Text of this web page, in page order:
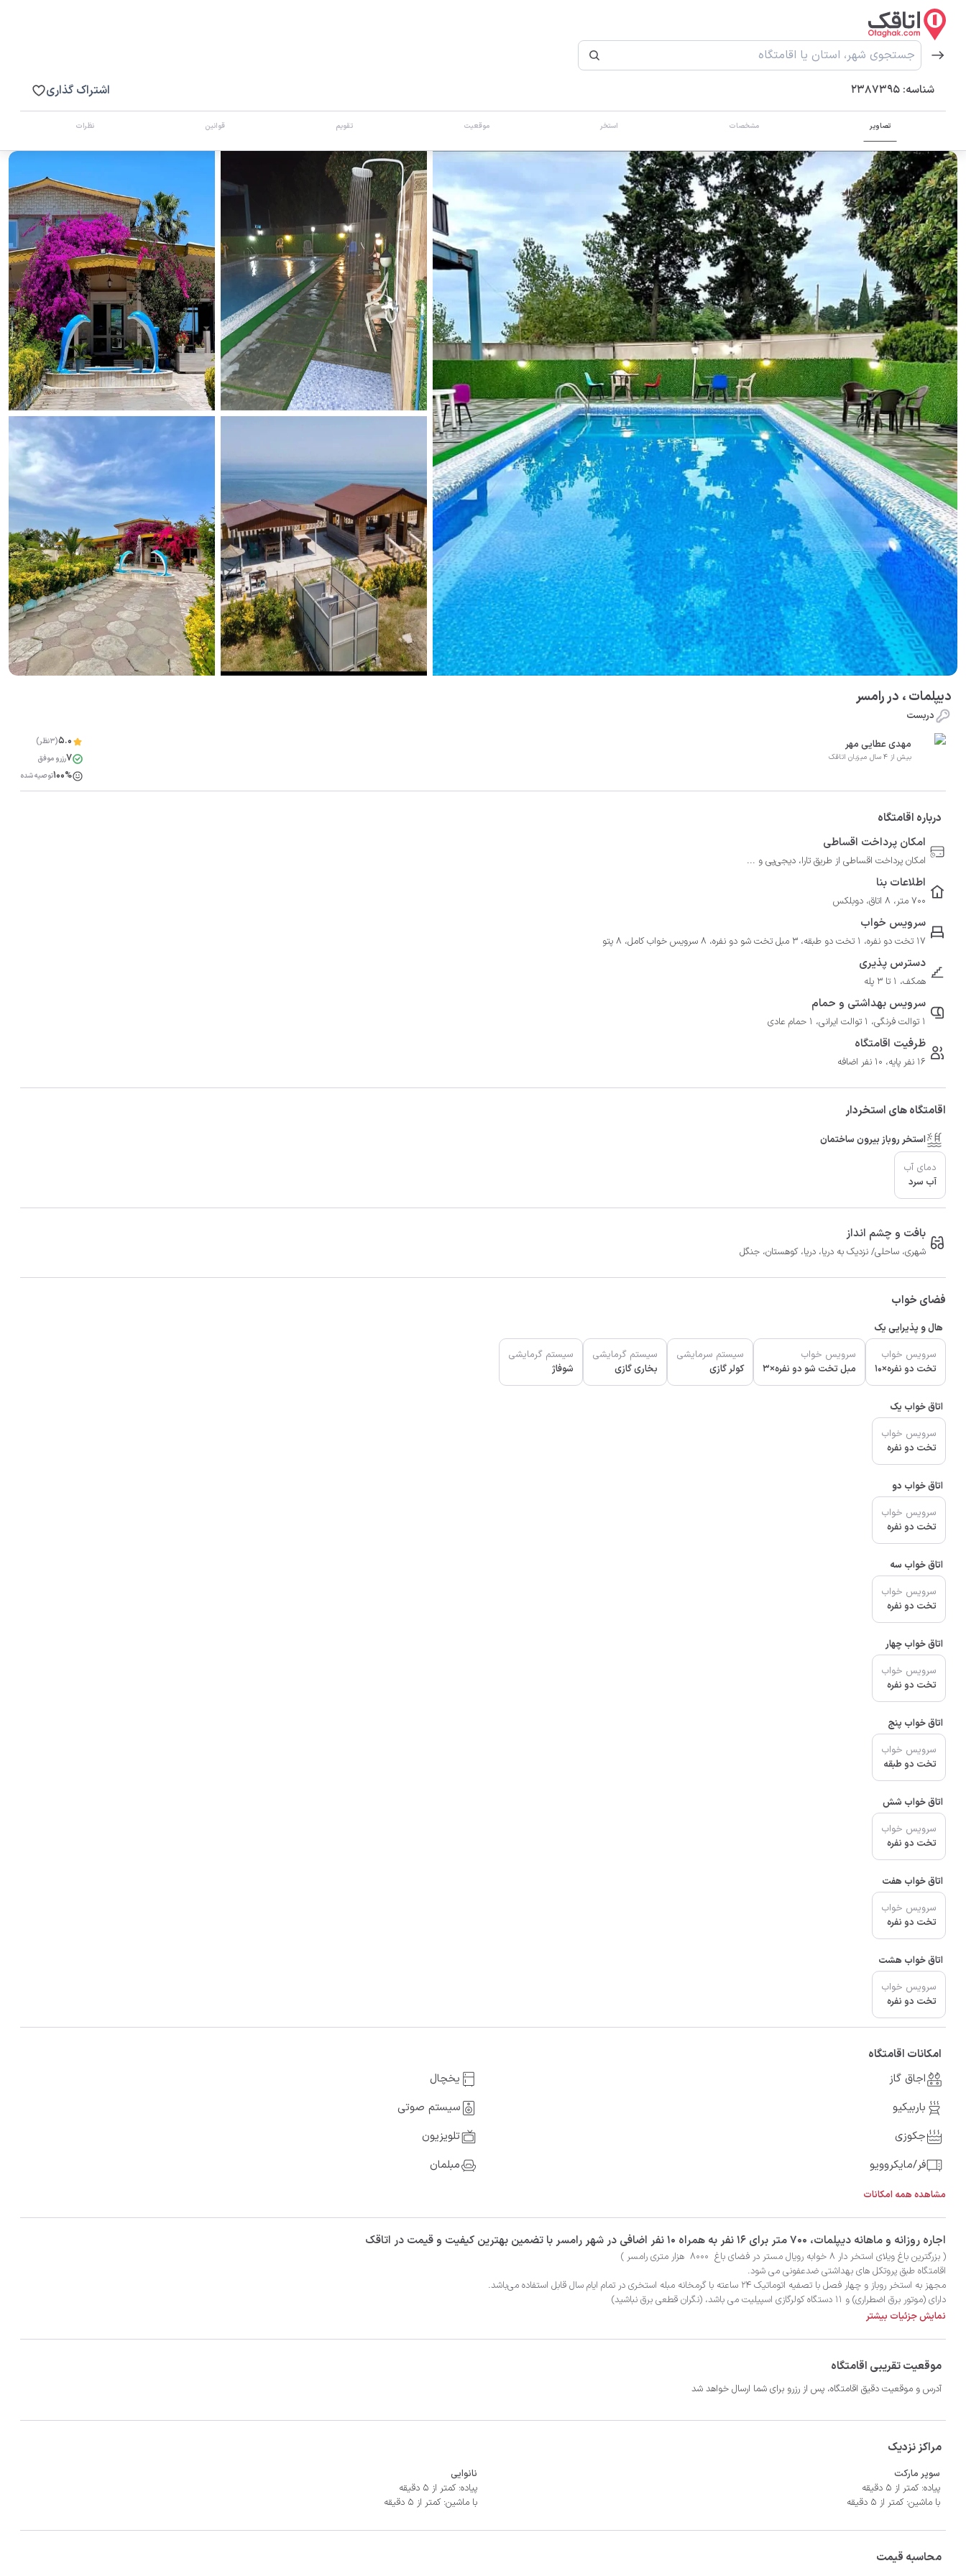
شناسه: 2387395
تصاویر مشخصات استخر موقعیت تقویم قوانین نظرات
اشتراک گذاری
ديپلمات ، در رامسر
دربست
مهدی عطایی مهر
بیش از 4 سال میزبان اتاقک
5.0(3نظر)
7رزرو موفق
100%توصیه شده
درباره اقامتگاه
امکان پرداخت اقساطی
امکان پرداخت اقساطی از طریق تارا، دیجی‌پی و ...
اطلاعات بنا
700 متر، 8 اتاق، دوبلکس
سرویس خواب
17 تخت دو نفره، 1 تخت دو طبقه، 3 مبل تخت شو دو نفره، 8 سرویس خواب کامل، 8 پتو
دسترس پذیری
همکف، 1 تا 3 پله
سرویس بهداشتی و حمام
1 توالت فرنگی، 1 توالت ایرانی، 1 حمام عادی
ظرفیت اقامتگاه
16 نفر پایه، 10 نفر اضافه
اقامتگاه های استخردار
استخر روباز بیرون ساختمان
دمای آب
آب سرد
بافت و چشم انداز
شهری، ساحلی/ نزدیک به دریا، دریا، کوهستان، جنگل
فضای خواب
هال و پذیرایی یک
سرویس خواب
تخت دو نفره×10
سرویس خواب
مبل تخت شو دو نفره×3
سیستم سرمایشی
کولر گازی
سیستم گرمایشی
بخاری گازی
سیستم گرمایشی
شوفاژ
اتاق خواب یک
سرویس خواب
تخت دو نفره
اتاق خواب دو
سرویس خواب
تخت دو نفره
اتاق خواب سه
سرویس خواب
تخت دو نفره
اتاق خواب چهار
سرویس خواب
تخت دو نفره
اتاق خواب پنج
سرویس خواب
تخت دو طبقه
اتاق خواب شش
سرویس خواب
تخت دو نفره
اتاق خواب هفت
سرویس خواب
تخت دو نفره
اتاق خواب هشت
سرویس خواب
تخت دو نفره
امکانات اقامتگاه
اجاق گاز
یخچال
باربیکیو
سیستم صوتی
جکوزی
تلویزیون
فر/مایکروویو
مبلمان
مشاهده همه امکانات
‫‫اجاره روزانه و ماهانه ديپلمات، 700 متر برای 16 نفر به همراه 10 نفر اضافی در شهر رامسر با تضمین بهترین کیفیت و قیمت در اتاقک
نمایش جزئیات بیشتر
موقعیت تقریبی اقامتگاه
آدرس و موقعیت دقیق اقامتگاه، پس از رزرو برای شما ارسال خواهد شد
مراکز نزدیک
سوپر مارکت
پیاده: کمتر از 5 دقیقه
با ماشین: کمتر از 5 دقیقه
نانوایی
پیاده: کمتر از 5 دقیقه
با ماشین: کمتر از 5 دقیقه
محاسبه قیمت